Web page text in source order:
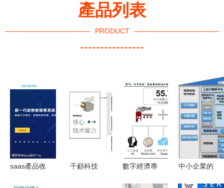
產品列表
PRODUCT
----------------
saas產品收
千顧科技
數字經濟專
中小企業的